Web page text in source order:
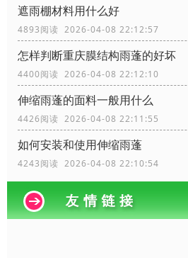
遮雨棚材料用什么好
4893阅读 2026-04-08 22:12:57
怎样判断重庆膜结构雨蓬的好坏
4400阅读 2026-04-08 22:12:10
伸缩雨蓬的面料一般用什么
4426阅读 2026-04-08 22:11:55
如何安装和使用伸缩雨蓬
4243阅读 2026-04-08 22:10:54